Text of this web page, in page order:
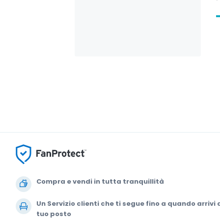
Compra e vendi in tutta tranquillità
Un Servizio clienti che ti segue fino a quando arrivi
tuo posto